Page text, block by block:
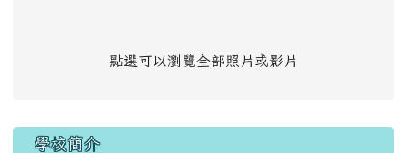
點選可以瀏覽全部照片或影片
學校簡介